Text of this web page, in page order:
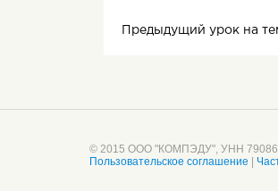
Предыдущий урок на
© 2015 ООО "КОМПЭДУ", УНН
Пользовательское соглашение